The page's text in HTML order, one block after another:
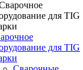
для TIG